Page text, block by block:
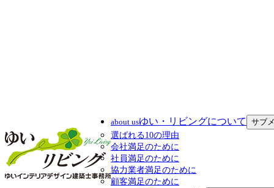
about usゆい・リビングについて
サブ
選ばれる10の理由
会社満足のために
社員満足のために
協力業者満足のために
顧客満足のために